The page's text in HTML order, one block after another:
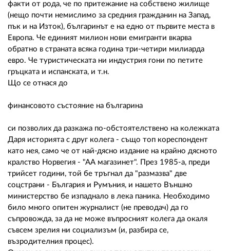
факти от рода, че по притежание на собствено жилище
(нещо почти немислимо за средния гражданин на Запад,
пък и на Изток), българинът е на едно от първите места в
Европа. Че единият милион нови емигранти вкарва
обратно в страната всяка година три-четири милиарда
евро. Че туристическата ни индустрия гони по петите
гръцката и испанската, и т.н.
Що се отнася до
финансовото състояние на българина
си позволих да разкажа по-обстоятелствено на колежката
Даря историята с друг колега - също топ кореспондент
като нея, само че от най-дясно издание на крайно дясното
кралство Норвегия - "АА магазинет". През 1985-а, преди
трийсет години, той бе тръгнал да "размазва" две
соцстрани - България и Румъния, и нашето Външно
министерство бе изпаднало в лека паника. Необходимо
било много опитен журналист (не преводач) да го
съпровожда, за да не може въпросният колега да окаля
съвсем зрелия ни социализъм (и, разбира се,
възродителния процес).
02 975 20 35